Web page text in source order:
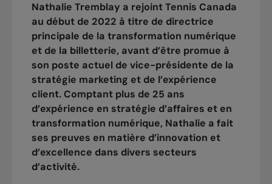
Nathalie Tremblay a rejoint Tennis Canada
au début de 2022 à titre de directrice
principale de la transformation numérique
et de la billetterie, avant d’être promue à
son poste actuel de vice-présidente de la
stratégie marketing et de l’expérience
client. Comptant plus de 25 ans
d’expérience en stratégie d’affaires et en
transformation numérique, Nathalie a fait
ses preuves en matière d’innovation et
d’excellence dans divers secteurs
d’activité.